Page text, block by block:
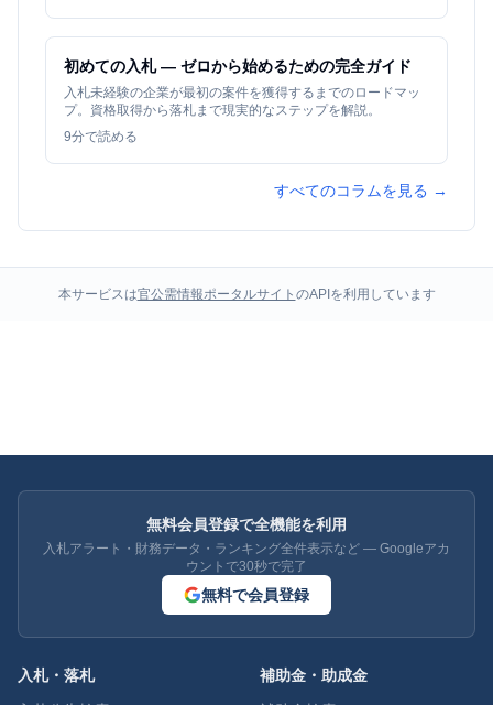
初めての入札 — ゼロから始めるための完全ガイド
入札未経験の企業が最初の案件を獲得するまでのロードマッ
プ。資格取得から落札まで現実的なステップを解説。
9分で読める
すべてのコラムを見る →
本サービスは官公需情報ポータルサイト のAPIを利用しています
無料会員登録で全機能を利用
入札アラート・財務データ・ランキング全件表示など — Googleアカ
ウントで30秒で完了
無料で会員登録
入札・落札
補助金・助成金